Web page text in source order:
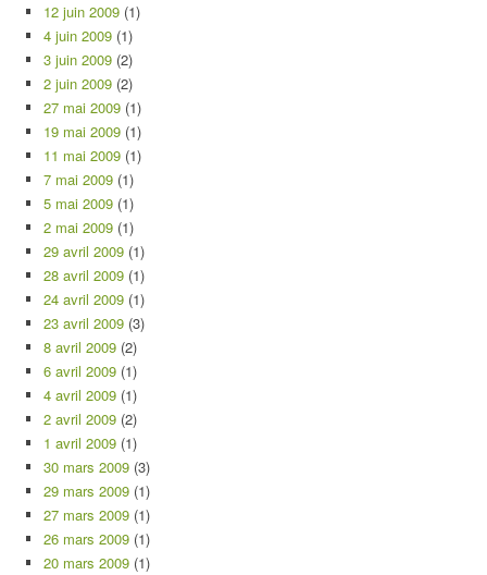
12 juin 2009 (1)
4 juin 2009 (1)
3 juin 2009 (2)
2 juin 2009 (2)
27 mai 2009 (1)
19 mai 2009 (1)
11 mai 2009 (1)
7 mai 2009 (1)
5 mai 2009 (1)
2 mai 2009 (1)
29 avril 2009 (1)
28 avril 2009 (1)
24 avril 2009 (1)
23 avril 2009 (3)
8 avril 2009 (2)
6 avril 2009 (1)
4 avril 2009 (1)
2 avril 2009 (2)
1 avril 2009 (1)
30 mars 2009 (3)
29 mars 2009 (1)
27 mars 2009 (1)
26 mars 2009 (1)
20 mars 2009 (1)